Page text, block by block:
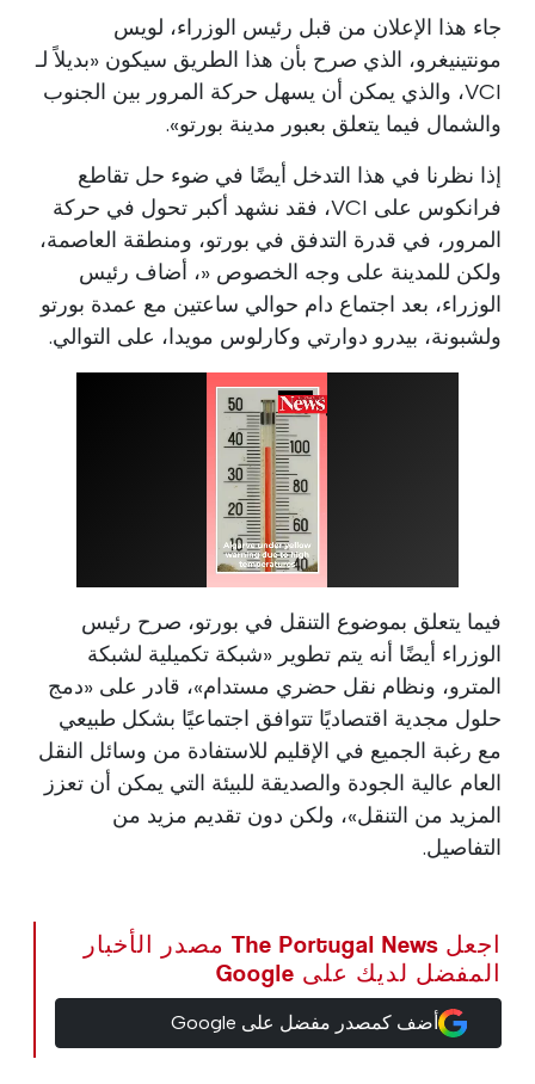
جاء هذا الإعلان من قبل رئيس الوزراء، لويس
مونتينيغرو، الذي صرح بأن هذا الطريق سيكون «بديلاً لـ
VCI، والذي يمكن أن يسهل حركة المرور بين الجنوب
والشمال فيما يتعلق بعبور مدينة بورتو».
إذا نظرنا في هذا التدخل أيضًا في ضوء حل تقاطع
فرانكوس على VCI، فقد نشهد أكبر تحول في حركة
المرور، في قدرة التدفق في بورتو، ومنطقة العاصمة،
ولكن للمدينة على وجه الخصوص «، أضاف رئيس
الوزراء، بعد اجتماع دام حوالي ساعتين مع عمدة بورتو
ولشبونة، بيدرو دوارتي وكارلوس مويدا، على التوالي.
فيما يتعلق بموضوع التنقل في بورتو، صرح رئيس
الوزراء أيضًا أنه يتم تطوير «شبكة تكميلية لشبكة
المترو، ونظام نقل حضري مستدام»، قادر على «دمج
حلول مجدية اقتصاديًا تتوافق اجتماعيًا بشكل طبيعي
مع رغبة الجميع في الإقليم للاستفادة من وسائل النقل
العام عالية الجودة والصديقة للبيئة التي يمكن أن تعزز
المزيد من التنقل»، ولكن دون تقديم مزيد من
التفاصيل.
اجعل The Portugal News مصدر الأخبار
المفضل لديك على Google
أضف كمصدر مفضل على Google